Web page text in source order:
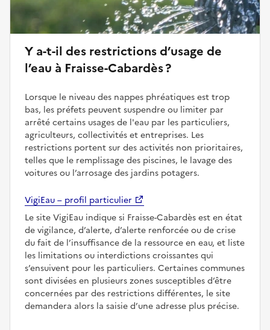
Y a-t-il des restrictions d’usage de
l’eau à Fraisse-Cabardès ?
Lorsque le niveau des nappes phréatiques est trop
bas, les préfets peuvent suspendre ou limiter par
arrêté certains usages de l'eau par les particuliers,
agriculteurs, collectivités et entreprises. Les
restrictions portent sur des activités non prioritaires,
telles que le remplissage des piscines, le lavage des
voitures ou l’arrosage des jardins potagers.
VigiEau – profil particulier
Le site VigiEau indique si Fraisse-Cabardès est en état
de vigilance, d’alerte, d’alerte renforcée ou de crise
du fait de l’insuffisance de la ressource en eau, et liste
les limitations ou interdictions croissantes qui
s’ensuivent pour les particuliers. Certaines communes
sont divisées en plusieurs zones susceptibles d’être
concernées par des restrictions différentes, le site
demandera alors la saisie d’une adresse plus précise.